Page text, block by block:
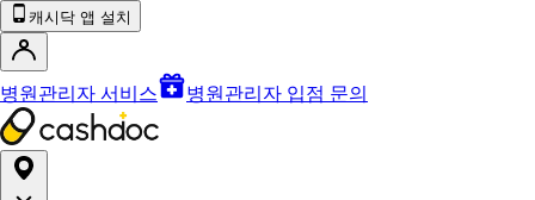
캐시닥 앱 설치
병원관리자 서비스 병원관리자 입점 문의